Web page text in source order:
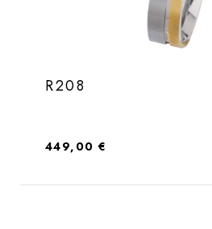
R208
Regulärer Preis:
449,00 €